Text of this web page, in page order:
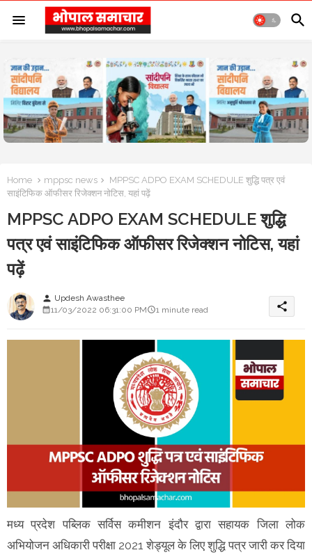
Home mppsc news
MPPSC ADPO EXAM SCHEDULE शुद्धि पत्र एवं
साइंटिफिक ऑफीसर रिजेक्शन नोटिस, यहां पढ़ें
MPPSC ADPO EXAM SCHEDULE शुद्धि
पत्र एवं साइंटिफिक ऑफीसर रिजेक्शन नोटिस, यहां
पढ़ें
person Updesh Awasthee
11/03/2022 06:31:00 PM
1 minute read share
मध्य प्रदेश पब्लिक सर्विस कमीशन इंदौर द्वारा सहायक जिला लोक
अभियोजन अधिकारी परीक्षा 2021 शेड्यूल के लिए शुद्धि पत्र जारी कर दिया